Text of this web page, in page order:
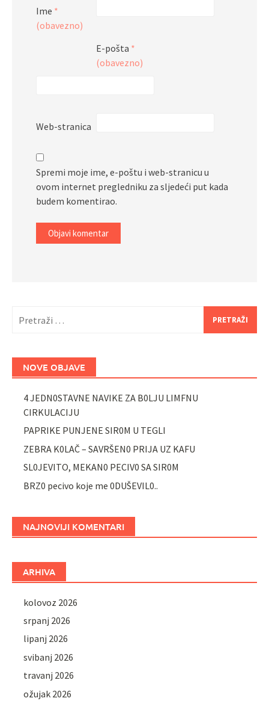
Ime *
(obavezno)
E-pošta *
(obavezno)
Web-stranica
Spremi moje ime, e-poštu i web-stranicu u
ovom internet pregledniku za sljedeći put kada
budem komentirao.
NOVE OBJAVE
4 JEDN0STAVNE NAVIKE ZA B0LJU LIMFNU
CIRKULACIJU
PAPRIKE PUNJENE SIR0M U TEGLI
ZEBRA K0LAČ – SAVRŠEN0 PRIJA UZ KAFU
SL0JEVITO, MEKAN0 PECIV0 SA SIR0M
BRZ0 pecivo koje me 0DUŠEVIL0..
NAJNOVIJI KOMENTARI
ARHIVA
kolovoz 2026
srpanj 2026
lipanj 2026
svibanj 2026
travanj 2026
ožujak 2026